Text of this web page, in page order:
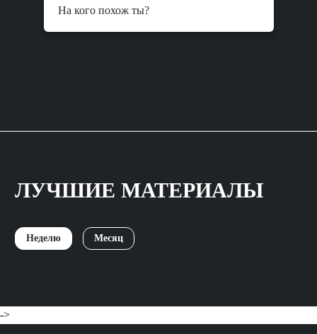
На кого похож ты?
ЛУЧШИЕ МАТЕРИАЛЫ
Неделю Месяц
->